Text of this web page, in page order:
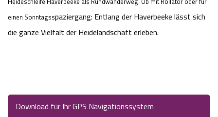
Unterkünfte
Service
Landschaftsführungen
einen Sonntagsspaziergang: Entlang der Haverbeeke lässt sich
die ganze Vielfalt der Heidelandschaft erleben.
Download für Ihr GPS Navigationssystem